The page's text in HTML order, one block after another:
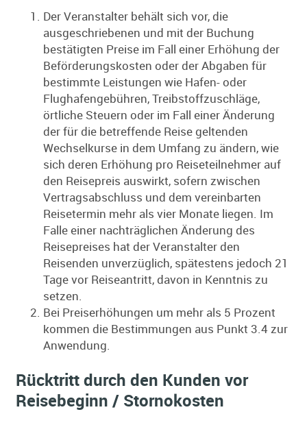
Der Veranstalter behält sich vor, die
ausgeschriebenen und mit der Buchung
bestätigten Preise im Fall einer Erhöhung der
Beförderungskosten oder der Abgaben für
bestimmte Leistungen wie Hafen- oder
Flughafengebühren, Treibstoffzuschläge,
örtliche Steuern oder im Fall einer Änderung
der für die betreffende Reise geltenden
Wechselkurse in dem Umfang zu ändern, wie
sich deren Erhöhung pro Reiseteilnehmer auf
den Reisepreis auswirkt, sofern zwischen
Vertragsabschluss und dem vereinbarten
Reisetermin mehr als vier Monate liegen. Im
Falle einer nachträglichen Änderung des
Reisepreises hat der Veranstalter den
Reisenden unverzüglich, spätestens jedoch 21
Tage vor Reiseantritt, davon in Kenntnis zu
setzen.
Bei Preiserhöhungen um mehr als 5 Prozent
kommen die Bestimmungen aus Punkt 3.4 zur
Anwendung.
Rücktritt durch den Kunden vor
Reisebeginn / Stornokosten